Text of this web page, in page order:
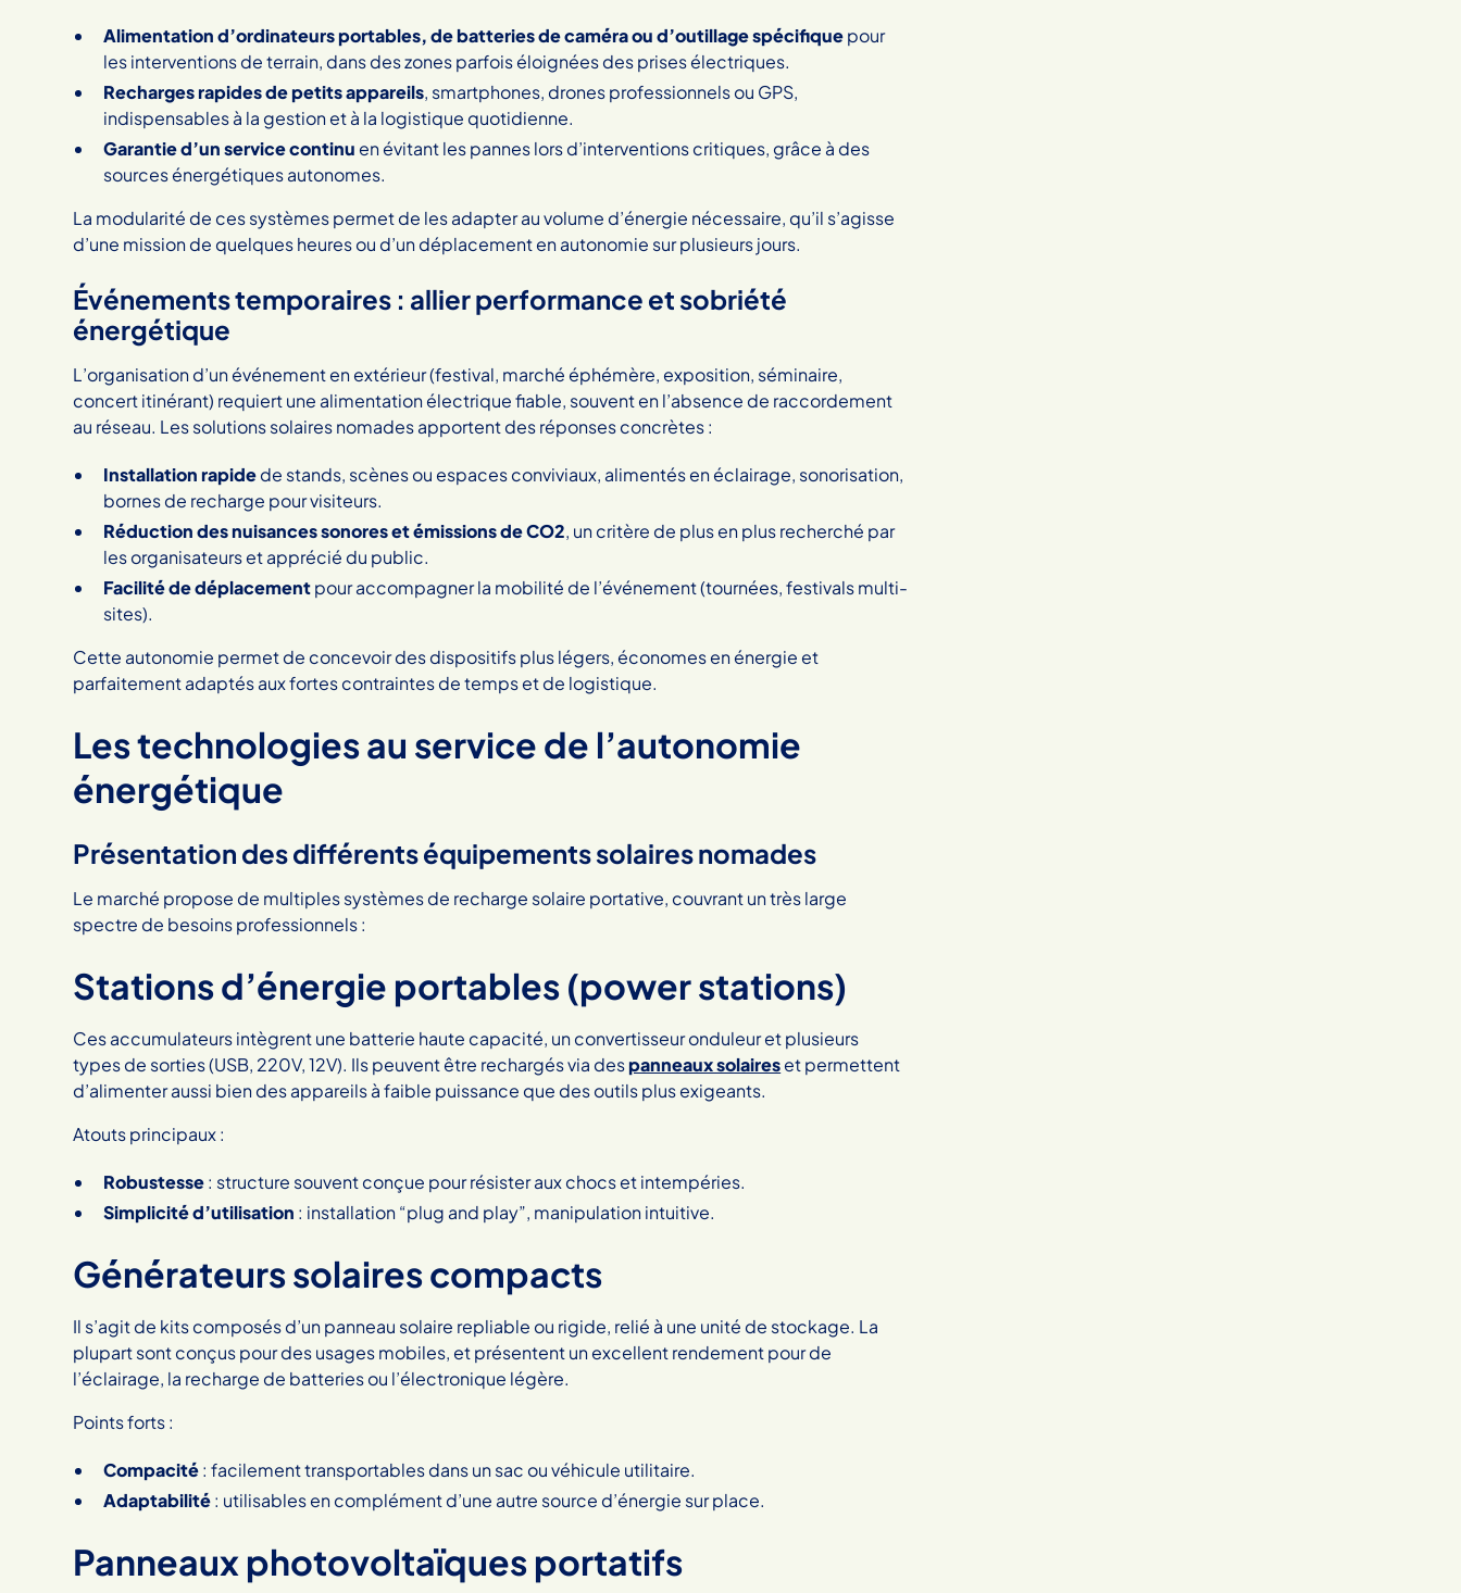
Alimentation d’ordinateurs portables, de batteries de caméra ou d’outillage spécifiquepour
les interventions de terrain, dans des zones parfois éloignées des prises électriques.
Recharges rapides de petits appareils, smartphones, drones professionnels ou GPS,
indispensables à la gestion et à la logistique quotidienne.
Garantie d’un service continuen évitant les pannes lors d’interventions critiques, grâce à des
sources énergétiques autonomes.
La modularité de ces systèmes permet de les adapter au volume d’énergie nécessaire, qu’il s’agisse
d’une mission de quelques heures ou d’un déplacement en autonomie sur plusieurs jours.
Événements temporaires : allier performance et sobriété
énergétique
L’organisation d’un événement en extérieur (festival, marché éphémère, exposition, séminaire,
concert itinérant) requiert une alimentation électrique fiable, souvent en l’absence de raccordement
au réseau. Les solutions solaires nomades apportent des réponses concrètes :
Installation rapidede stands, scènes ou espaces conviviaux, alimentés en éclairage, sonorisation,
bornes de recharge pour visiteurs.
Réduction des nuisances sonores et émissions de CO2, un critère de plus en plus recherché par
les organisateurs et apprécié du public.
Facilité de déplacementpour accompagner la mobilité de l’événement (tournées, festivals multi-
sites).
Cette autonomie permet de concevoir des dispositifs plus légers, économes en énergie et
parfaitement adaptés aux fortes contraintes de temps et de logistique.
Les technologies au service de l’autonomie
énergétique
Présentation des différents équipements solaires nomades
Le marché propose de multiples systèmes de recharge solaire portative, couvrant un très large
spectre de besoins professionnels :
Stations d’énergie portables (power stations)
Ces accumulateurs intègrent une batterie haute capacité, un convertisseur onduleur et plusieurs
types de sorties (USB, 220V, 12V). Ils peuvent être rechargés via despanneaux solaireset permettent
d’alimenter aussi bien des appareils à faible puissance que des outils plus exigeants.
Atouts principaux :
Robustesse: structure souvent conçue pour résister aux chocs et intempéries.
Simplicité d’utilisation : installation “plug and play”, manipulation intuitive.
Générateurs solaires compacts
Il s’agit de kits composés d’un panneau solaire repliable ou rigide, relié à une unité de stockage. La
plupart sont conçus pour des usages mobiles, et présentent un excellent rendement pour de
l’éclairage, la recharge de batteries ou l’électronique légère.
Points forts :
Compacité: facilement transportables dans un sac ou véhicule utilitaire.
Adaptabilité: utilisables en complément d’une autre source d’énergie sur place.
Panneaux photovoltaïques portatifs